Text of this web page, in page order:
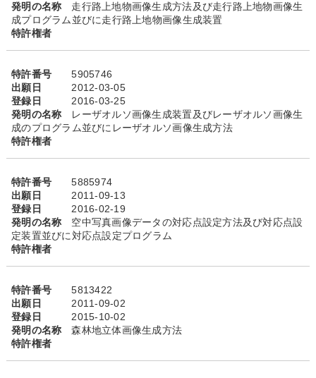
発明の名称
走行路上地物画像生成方法及び走行路上地物画像生
成プログラム並びに走行路上地物画像生成装置
特許権者
特許番号
5905746
出願日
2012-03-05
登録日
2016-03-25
発明の名称
レーザオルソ画像生成装置及びレーザオルソ画像生
成のプログラム並びにレーザオルソ画像生成方法
特許権者
特許番号
5885974
出願日
2011-09-13
登録日
2016-02-19
発明の名称
空中写真画像データの対応点設定方法及び対応点設
定装置並びに対応点設定プログラム
特許権者
特許番号
5813422
出願日
2011-09-02
登録日
2015-10-02
発明の名称
森林地立体画像生成方法
特許権者